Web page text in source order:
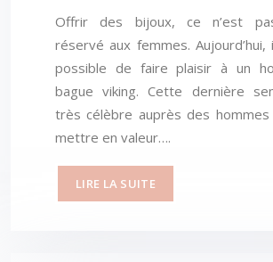
Offrir des bijoux, ce n’est
réservé aux femmes.
possible de faire plaisir à un
bague viking. Cette dernière
très célèbre auprès des
mettre en valeur….
LIRE LA SUITE